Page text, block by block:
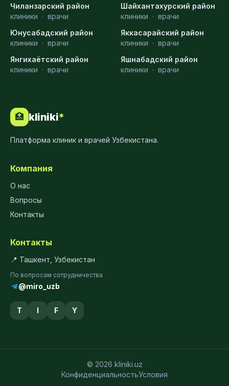
Чиланзарский район
клиники · врачи
Шайхантахурский район
клиники · врачи
Юнусабадский район
клиники · врачи
Яккасарайский район
клиники · врачи
Янгихаётский район
клиники · врачи
Яшнабадский район
клиники · врачи
🏥 kliniki*
Платформа клиник и врачей Узбекистана.
Компания
О нас
Вопросы
Контакты
Контакты
📍 Ташкент, Узбекистан
По вопросам сотрудничества
@miro_uzb
T I F Y
© 2026 kliniki.uz
КонфиденциальностьУсловия